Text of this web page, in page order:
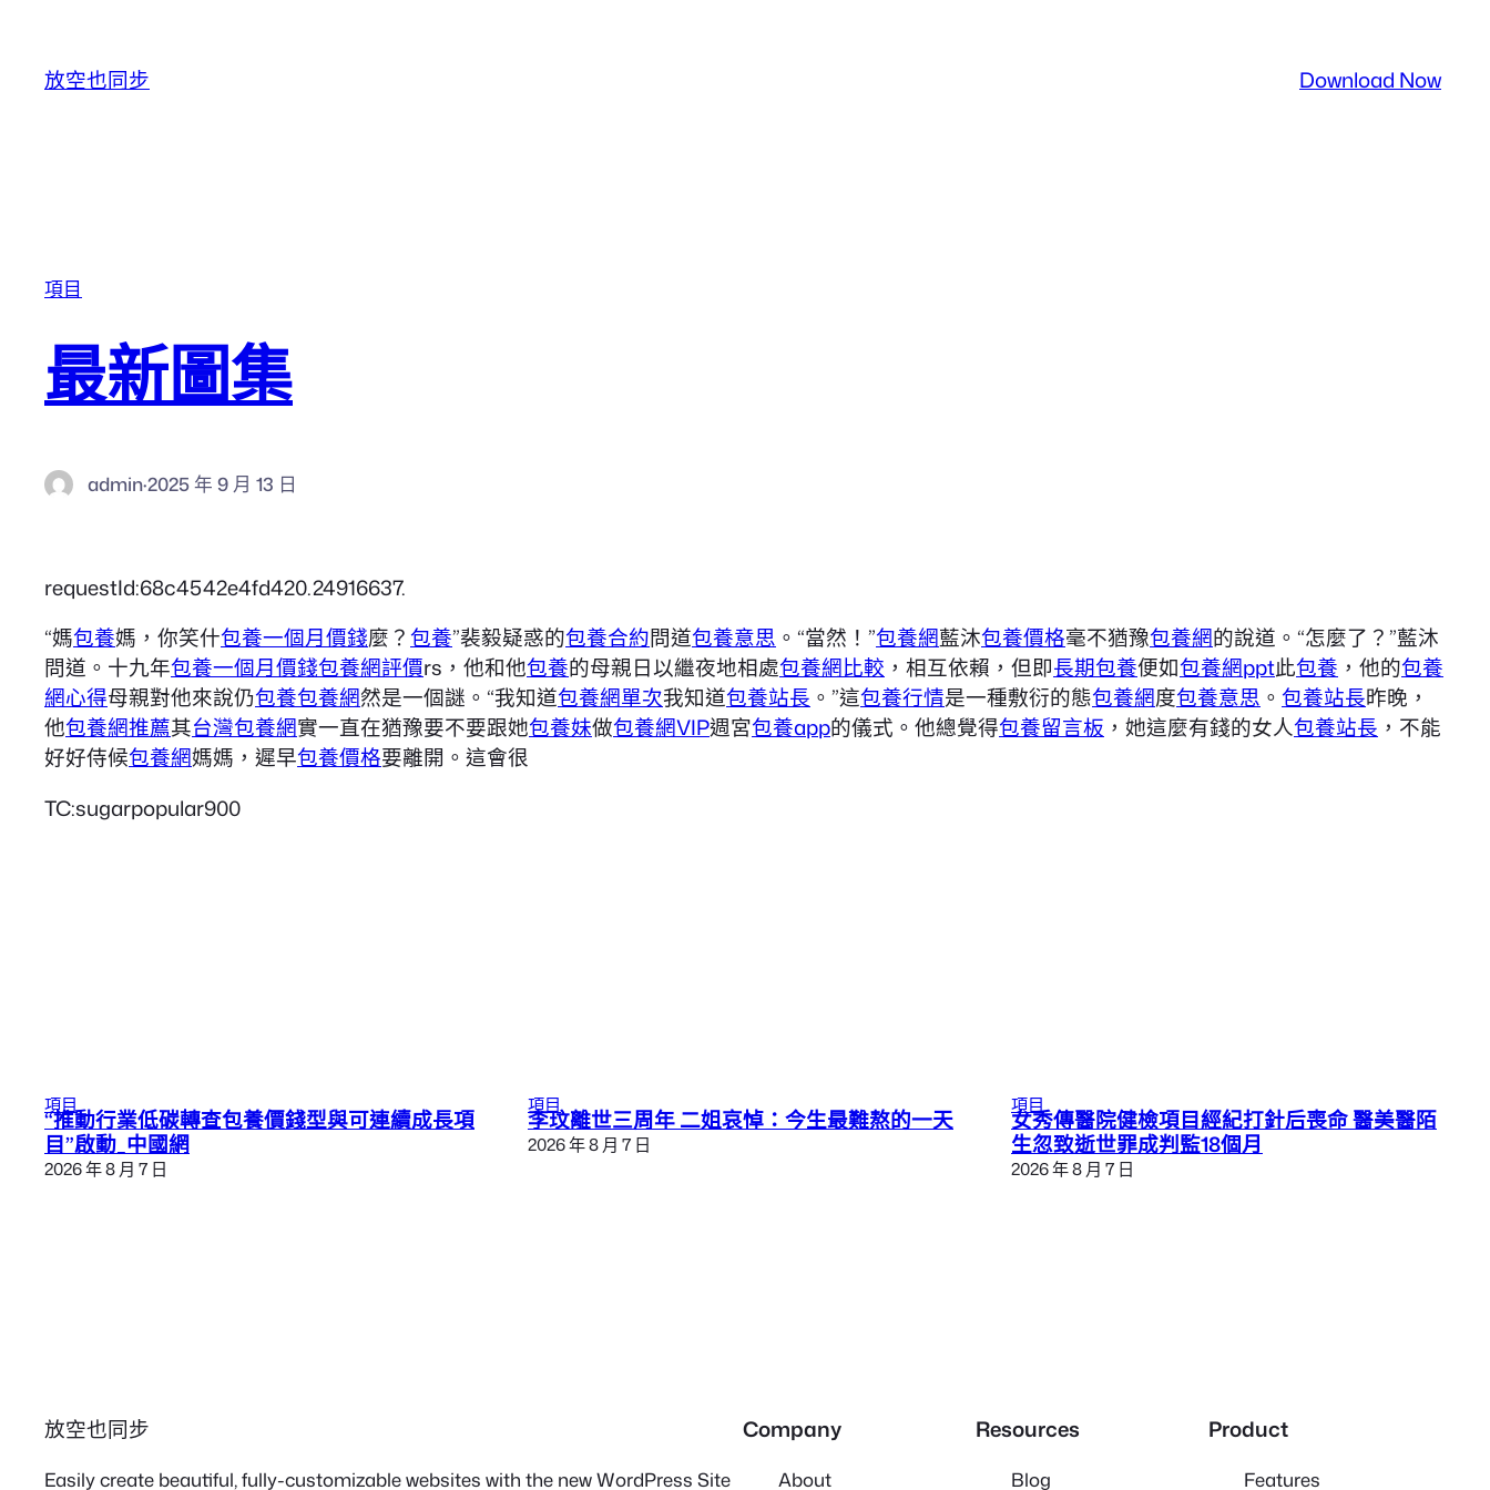
放空也同步 Download Now
項目
最新圖集
admin·2025 年 9 月 13 日
requestId:68c4542e4fd420.24916637.
“媽包養媽，你笑什包養一個月價錢麼？包養”裴毅疑惑的包養合約問道包養意思 。“當然！”包養網藍沐包養價格毫不猶豫包養網的說道。“怎麼了？”藍沐
問道。十九年包養一個月價錢包養網評價rs，他和他包養的母親日以繼夜地相處包養網比較 ，相互依賴，但即長期包養便如包養網ppt此包養 ，他的包養
網心得母親對他來說仍包養包養網然是一個謎。“我知道包養網單次我知道包養站長 。”這包養行情是一種敷衍的態包養網度包養意思 。 包養站長昨晚，
他包養網推薦其台灣包養網實一直在猶豫要不要跟她包養妹做包養網VIP週宮包養app的儀式。他總覺得包養留言板 ，她這麼有錢的女人包養站長 ，不能
好好侍候包養網媽媽，遲早包養價格要離開。這會很
TC:sugarpopular900
項目
“推動行業低碳轉查包養價錢型與可連續成長項
目”啟動_中國網
2026 年 8 月 7 日
項目
李玟離世三周年 二姐哀悼：今生最難熬的一天
2026 年 8 月 7 日
項目
女秀傳醫院健檢項目經紀打針后喪命 醫美醫陌
生忽致逝世罪成判監18個月
2026 年 8 月 7 日
放空也同步
Easily create beautiful, fully-customizable websites with the new WordPress Site
Company
About
Resources
Blog
Product
Features